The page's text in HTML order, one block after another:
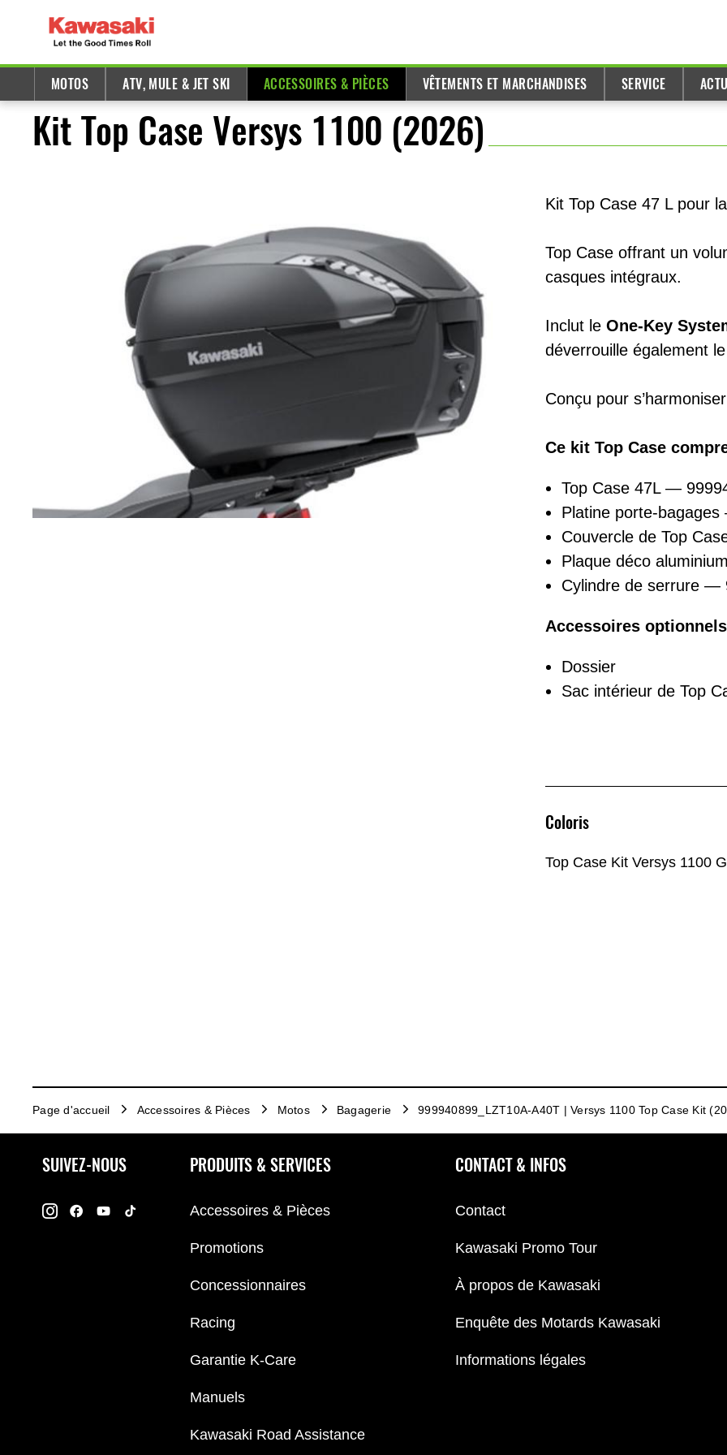
MOTOS ATV, MULE & JET SKI ACCESSOIRES & PIÈCES VÊTEMENTS ET MARCHANDISES SERVICE
Kit Top Case Versys 1100 (2026)
Kit Top Case 47 L pour
Top Case offrant un
casques intégraux.
Inclut le One-Key
déverrouille également
Conçu pour
Ce kit Top Case
Top Case 47L —
Platine porte-
Couvercle de Top
Plaque déco
Cylindre de serrure —
Accessoires
Dossier
Sac intérieur de Top
Coloris
Top Case Kit Versys 1100
Page d'accueil Accessoires & Pièces Motos Bagagerie 999940899_LZT10A-A40T | Versys 1100 Top Case Kit
SUIVEZ-NOUS PRODUITS & SERVICES
Accessoires & Pièces
Promotions
Concessionnaires
Racing
Garantie K-Care
Manuels
Kawasaki Road Assistance
CONTACT & INFOS
Contact
Kawasaki Promo Tour
À propos de Kawasaki
Enquête des Motards Kawasaki
Informations légales